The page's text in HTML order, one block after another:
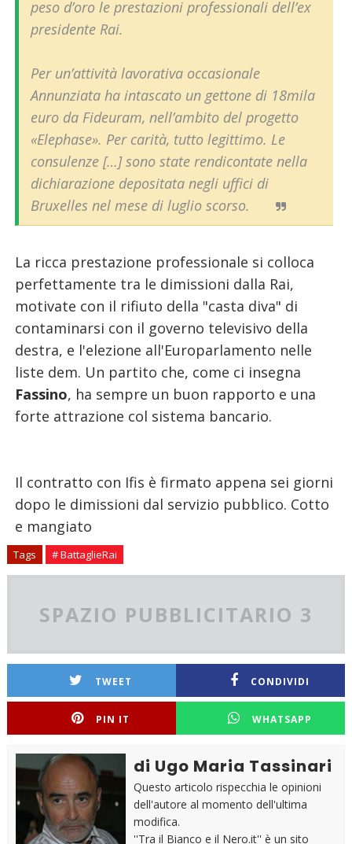
peso d’oro le prestazioni professionali dell’ex
presidente Rai.
Per un’attività lavorativa occasionale
Annunziata ha intascato un gettone di 18mila
euro da Fideuram, nell’ambito del progetto
«Elephase». Per carità, tutto legittimo. Le
consulenze […] sono state rendicontate nella
dichiarazione depositata negli uffici di
Bruxelles nel mese di luglio scorso.
La ricca prestazione professionale si colloca
perfettamente tra le dimissioni dalla Rai,
motivate con il rifiuto della "casta diva" di
contaminarsi con il governo televisivo della
destra, e l'elezione all'Europarlamento nelle
liste dem. Un partito che, come ci insegna
Fassino, ha sempre un buon rapporto e una
forte attrazione col sistema bancario.
Il contratto con Ifis è firmato appena sei giorni
dopo le dimissioni dal servizio pubblico. Cotto
e mangiato
Tags # BattaglieRai
SPAZIO PUBBLICITARIO 3
TWEET CONDIVIDI
PIN IT WHATSAPP
di Ugo Maria Tassinari
Questo articolo rispecchia le opinioni
dell'autore al momento dell'ultima
modifica.
''Tra il Bianco e il Nero.it'' è un sito